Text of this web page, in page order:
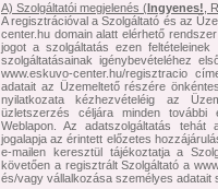
A) Szolgáltatói megjelenés ( Ingyenes! ,
A regisztrációval a Szolgáltató és az
center.hu domain alatt elérhető
jogot a szolgáltatás ezen feltételeinek
szolgáltatásainak igénybevételéhez
www.eskuvo-center.hu/regisztracio
adatait az Üzemeltető részére
nyilatkozata kézhezvételéig az
üzletszerzés céljára minden további
Weblapon. Az adatszolgáltatás
jogalapja az érintett előzetes
e-mailen keresztül tájékoztatja a
követően a regisztrált Szolgáltató a
és/vagy vállalkozása személyes adatait